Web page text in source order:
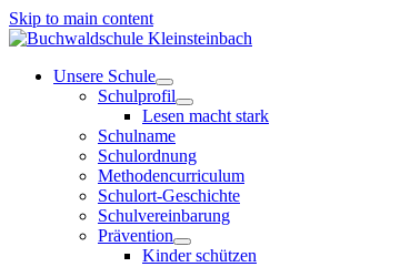
Skip to main content
Unsere Schule
Schulprofil
Lesen macht stark
Schulname
Schulordnung
Methodencurriculum
Schulort-Geschichte
Schulvereinbarung
Prävention
Kinder schützen